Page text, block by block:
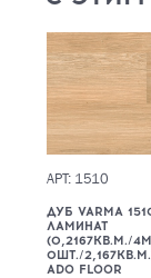
АРТ: 1510
ДУБ VARMA
ЛАМИНАТ
(0,2167КВ.М./
0ШТ./
ADO FLOOR